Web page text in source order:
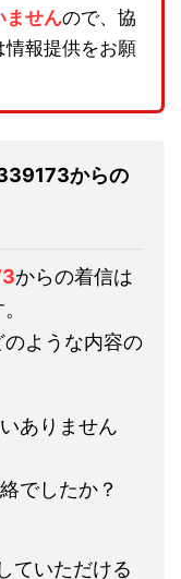
ませんので、協
情報提供をお願
からの
からの着信は
ような内容の
ありません
でしたか？
ていただける